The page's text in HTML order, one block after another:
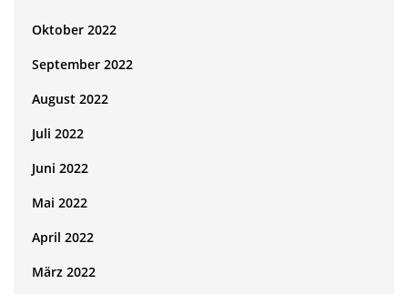
Oktober 2022
September 2022
August 2022
Juli 2022
Juni 2022
Mai 2022
April 2022
März 2022